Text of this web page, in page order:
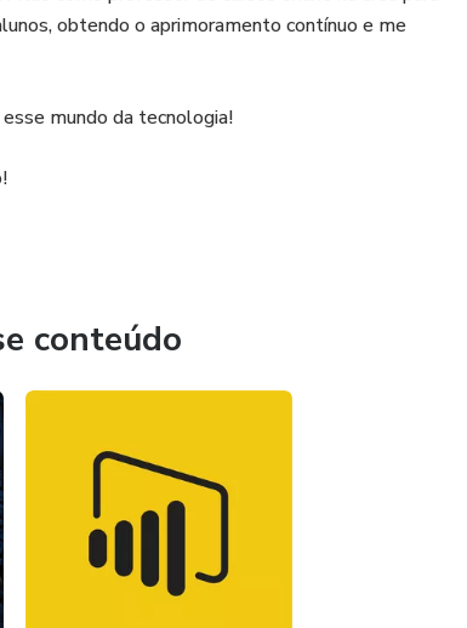
obtendo o aprimoramento contínuo e me
mundo da tecnologia!
conteúdo